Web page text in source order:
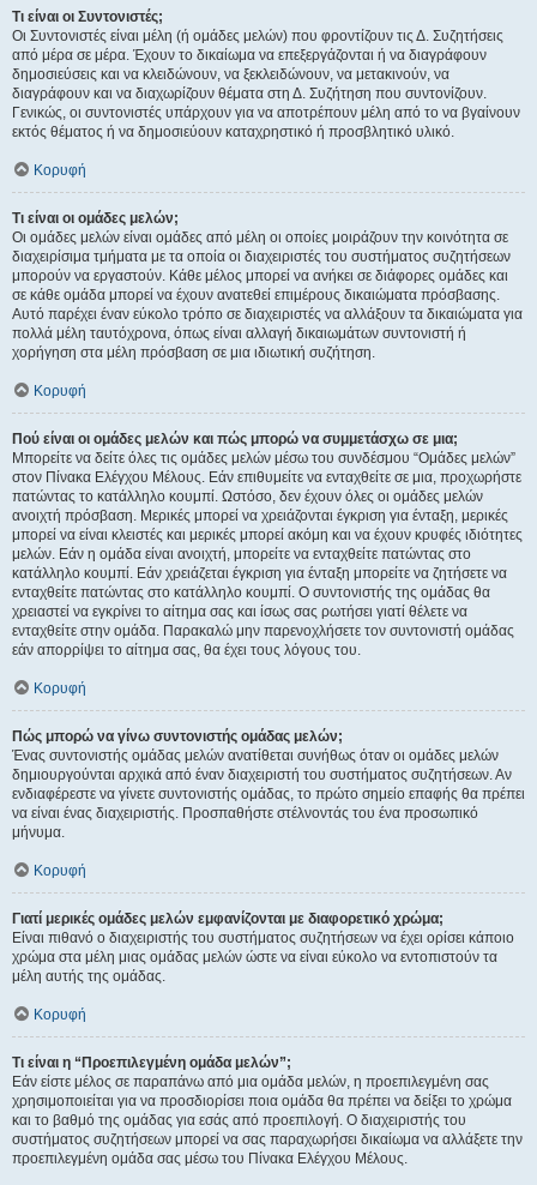
Τι είναι οι Συντονιστές;
Οι Συντονιστές είναι μέλη (ή ομάδες μελών) που φροντίζουν τις Δ. Συζητήσεις
από μέρα σε μέρα. Έχουν το δικαίωμα να επεξεργάζονται ή να διαγράφουν
δημοσιεύσεις και να κλειδώνουν, να ξεκλειδώνουν, να μετακινούν, να
διαγράφουν και να διαχωρίζουν θέματα στη Δ. Συζήτηση που συντονίζουν.
Γενικώς, οι συντονιστές υπάρχουν για να αποτρέπουν μέλη από το να βγαίνουν
εκτός θέματος ή να δημοσιεύουν καταχρηστικό ή προσβλητικό υλικό.
Κορυφή
Τι είναι οι ομάδες μελών;
Οι ομάδες μελών είναι ομάδες από μέλη οι οποίες μοιράζουν την κοινότητα σε
διαχειρίσιμα τμήματα με τα οποία οι διαχειριστές του συστήματος συζητήσεων
μπορούν να εργαστούν. Κάθε μέλος μπορεί να ανήκει σε διάφορες ομάδες και
σε κάθε ομάδα μπορεί να έχουν ανατεθεί επιμέρους δικαιώματα πρόσβασης.
Αυτό παρέχει έναν εύκολο τρόπο σε διαχειριστές να αλλάξουν τα δικαιώματα για
πολλά μέλη ταυτόχρονα, όπως είναι αλλαγή δικαιωμάτων συντονιστή ή
χορήγηση στα μέλη πρόσβαση σε μια ιδιωτική συζήτηση.
Κορυφή
Πού είναι οι ομάδες μελών και πώς μπορώ να συμμετάσχω σε μια;
Μπορείτε να δείτε όλες τις ομάδες μελών μέσω του συνδέσμου “Ομάδες μελών”
στον Πίνακα Ελέγχου Μέλους. Εάν επιθυμείτε να ενταχθείτε σε μια, προχωρήστε
πατώντας το κατάλληλο κουμπί. Ωστόσο, δεν έχουν όλες οι ομάδες μελών
ανοιχτή πρόσβαση. Μερικές μπορεί να χρειάζονται έγκριση για ένταξη, μερικές
μπορεί να είναι κλειστές και μερικές μπορεί ακόμη και να έχουν κρυφές ιδιότητες
μελών. Εάν η ομάδα είναι ανοιχτή, μπορείτε να ενταχθείτε πατώντας στο
κατάλληλο κουμπί. Εάν χρειάζεται έγκριση για ένταξη μπορείτε να ζητήσετε να
ενταχθείτε πατώντας στο κατάλληλο κουμπί. Ο συντονιστής της ομάδας θα
χρειαστεί να εγκρίνει το αίτημα σας και ίσως σας ρωτήσει γιατί θέλετε να
ενταχθείτε στην ομάδα. Παρακαλώ μην παρενοχλήσετε τον συντονιστή ομάδας
εάν απορρίψει το αίτημα σας, θα έχει τους λόγους του.
Κορυφή
Πώς μπορώ να γίνω συντονιστής ομάδας μελών;
Ένας συντονιστής ομάδας μελών ανατίθεται συνήθως όταν οι ομάδες μελών
δημιουργούνται αρχικά από έναν διαχειριστή του συστήματος συζητήσεων. Αν
ενδιαφέρεστε να γίνετε συντονιστής ομάδας, το πρώτο σημείο επαφής θα πρέπει
να είναι ένας διαχειριστής. Προσπαθήστε στέλνοντάς του ένα προσωπικό
μήνυμα.
Κορυφή
Γιατί μερικές ομάδες μελών εμφανίζονται με διαφορετικό χρώμα;
Είναι πιθανό ο διαχειριστής του συστήματος συζητήσεων να έχει ορίσει κάποιο
χρώμα στα μέλη μιας ομάδας μελών ώστε να είναι εύκολο να εντοπιστούν τα
μέλη αυτής της ομάδας.
Κορυφή
Τι είναι η “Προεπιλεγμένη ομάδα μελών”;
Εάν είστε μέλος σε παραπάνω από μια ομάδα μελών, η προεπιλεγμένη σας
χρησιμοποιείται για να προσδιορίσει ποια ομάδα θα πρέπει να δείξει το χρώμα
και το βαθμό της ομάδας για εσάς από προεπιλογή. Ο διαχειριστής του
συστήματος συζητήσεων μπορεί να σας παραχωρήσει δικαίωμα να αλλάξετε την
προεπιλεγμένη ομάδα σας μέσω του Πίνακα Ελέγχου Μέλους.